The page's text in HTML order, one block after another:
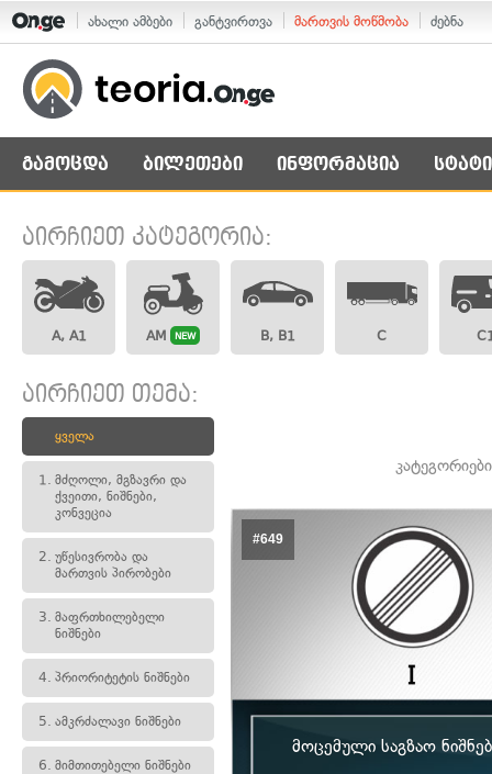
ახალი ამბები განტვირთვა მართვის მოწმობა ძებნა
გამოცდა ბილეთები ინფორმაცია
აირჩიეთ კატეგორია:
A, A1 AM NEW B, B1 C
აირჩიეთ თემა:
ყველა
1. მძღოლი, მგზავრი და
ქვეითი, ნიშნები,
კონვეცია
2. უწესივრობა და
მართვის პირობები
3. მაფრთხილებელი
ნიშნები
4. პრიორიტეტის ნიშნები
5. ამკრძალავი ნიშნები
6. მიმთითებელი ნიშნები
#649
მოცემული საგზაო